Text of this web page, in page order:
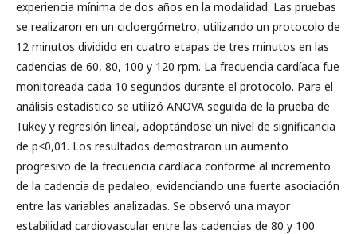
experiencia mínima de dos años en la modalidad. Las pruebas
se realizaron en un cicloergómetro, utilizando un protocolo de
12 minutos dividido en cuatro etapas de tres minutos en las
cadencias de 60, 80, 100 y 120 rpm. La frecuencia cardíaca fue
monitoreada cada 10 segundos durante el protocolo. Para el
análisis estadístico se utilizó ANOVA seguida de la prueba de
Tukey y regresión lineal, adoptándose un nivel de significancia
de p<0,01. Los resultados demostraron un aumento
progresivo de la frecuencia cardíaca conforme al incremento
de la cadencia de pedaleo, evidenciando una fuerte asociación
entre las variables analizadas. Se observó una mayor
estabilidad cardiovascular entre las cadencias de 80 y 100